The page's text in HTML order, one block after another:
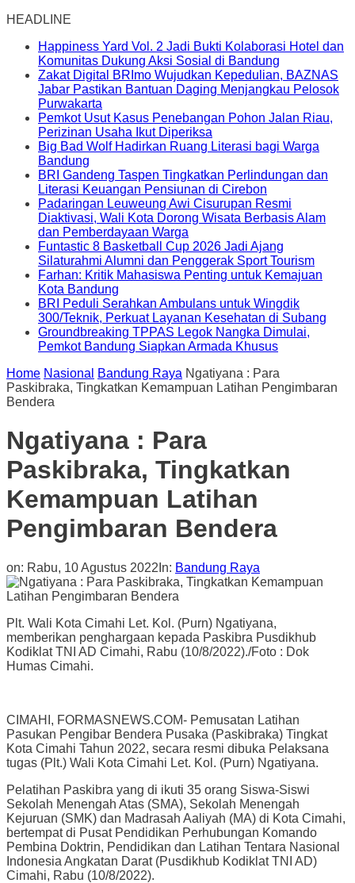
HEADLINE
Happiness Yard Vol. 2 Jadi Bukti Kolaborasi Hotel dan
Komunitas Dukung Aksi Sosial di Bandung
Zakat Digital BRImo Wujudkan Kepedulian, BAZNAS
Jabar Pastikan Bantuan Daging Menjangkau Pelosok
Purwakarta
Pemkot Usut Kasus Penebangan Pohon Jalan Riau,
Perizinan Usaha Ikut Diperiksa
Big Bad Wolf Hadirkan Ruang Literasi bagi Warga
Bandung
BRI Gandeng Taspen Tingkatkan Perlindungan dan
Literasi Keuangan Pensiunan di Cirebon
Padaringan Leuweung Awi Cisurupan Resmi
Diaktivasi, Wali Kota Dorong Wisata Berbasis Alam
dan Pemberdayaan Warga
Funtastic 8 Basketball Cup 2026 Jadi Ajang
Silaturahmi Alumni dan Penggerak Sport Tourism
Farhan: Kritik Mahasiswa Penting untuk Kemajuan
Kota Bandung
BRI Peduli Serahkan Ambulans untuk Wingdik
300/Teknik, Perkuat Layanan Kesehatan di Subang
Groundbreaking TPPAS Legok Nangka Dimulai,
Pemkot Bandung Siapkan Armada Khusus
Home Nasional Bandung Raya Ngatiyana : Para
Paskibraka, Tingkatkan Kemampuan Latihan Pengimbaran
Bendera
Ngatiyana : Para
Paskibraka, Tingkatkan
Kemampuan Latihan
Pengimbaran Bendera
on: Rabu, 10 Agustus 2022 In: Bandung Raya
Plt. Wali Kota Cimahi Let. Kol. (Purn) Ngatiyana,
memberikan penghargaan kepada Paskibra Pusdikhub
Kodiklat TNI AD Cimahi, Rabu (10/8/2022)./Foto : Dok
Humas Cimahi.
CIMAHI, FORMASNEWS.COM- Pemusatan Latihan
Pasukan Pengibar Bendera Pusaka (Paskibraka) Tingkat
Kota Cimahi Tahun 2022, secara resmi dibuka Pelaksana
tugas (Plt.) Wali Kota Cimahi Let. Kol. (Purn) Ngatiyana.
Pelatihan Paskibra yang di ikuti 35 orang Siswa-Siswi
Sekolah Menengah Atas (SMA), Sekolah Menengah
Kejuruan (SMK) dan Madrasah Aaliyah (MA) di Kota Cimahi,
bertempat di Pusat Pendidikan Perhubungan Komando
Pembina Doktrin, Pendidikan dan Latihan Tentara Nasional
Indonesia Angkatan Darat (Pusdikhub Kodiklat TNI AD)
Cimahi, Rabu (10/8/2022).